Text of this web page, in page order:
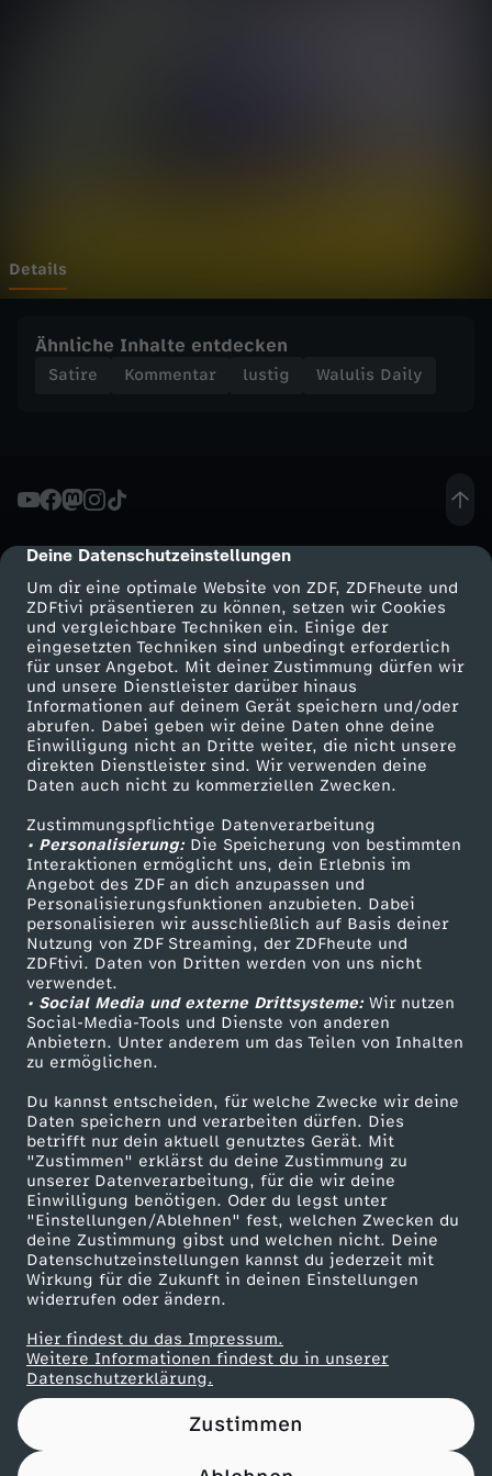
cmp-dialog-description
Deine Datenschutzeinstellungen
Um dir eine optimale Website von ZDF, ZDFheute und
ZDFtivi präsentieren zu können, setzen wir Cookies
und vergleichbare Techniken ein. Einige der
eingesetzten Techniken sind unbedingt erforderlich
für unser Angebot. Mit deiner Zustimmung dürfen wir
und unsere Dienstleister darüber hinaus
Informationen auf deinem Gerät speichern und/oder
abrufen. Dabei geben wir deine Daten ohne deine
Einwilligung nicht an Dritte weiter, die nicht unsere
direkten Dienstleister sind. Wir verwenden deine
Daten auch nicht zu kommerziellen Zwecken.
Zustimmungspflichtige Datenverarbeitung
• Personalisierung:Die Speicherung von bestimmten
Interaktionen ermöglicht uns, dein Erlebnis im
Angebot des ZDF an dich anzupassen und
Personalisierungsfunktionen anzubieten. Dabei
personalisieren wir ausschließlich auf Basis deiner
Nutzung von ZDF Streaming, der ZDFheute und
ZDFtivi. Daten von Dritten werden von uns nicht
verwendet.
• Social Media und externe Drittsysteme:Wir nutzen
Social-Media-Tools und Dienste von anderen
Anbietern. Unter anderem um das Teilen von Inhalten
zu ermöglichen.
Du kannst entscheiden, für welche Zwecke wir deine
Daten speichern und verarbeiten dürfen. Dies
betrifft nur dein aktuell genutztes Gerät. Mit
"Zustimmen" erklärst du deine Zustimmung zu
unserer Datenverarbeitung, für die wir deine
Einwilligung benötigen. Oder du legst unter
"Einstellungen/Ablehnen" fest, welchen Zwecken du
deine Zustimmung gibst und welchen nicht. Deine
Datenschutzeinstellungen kannst du jederzeit mit
Wirkung für die Zukunft in deinen Einstellungen
widerrufen oder ändern.
Hier findest du das Impressum.
Weitere Informationen findest du in unserer
Datenschutzerklärung.
Zustimmen
-
R
a
z
i
a
b
e
i
G
a
u
l
a
n
d
u
n
d
U
n
Details
Ähnliche Inhalte entdecken
Satire Kommentar lustig Walulis Daily
Mehr ZDF
ZDF-Apps
Smart TV
ZDFtext
Livestreams
Sendungen A-Z
TV-Programm
Service
ZDFmitreden
Kontakt zum ZDF
Tickets
Zuschauerservice
Hilfe
ZDF Unternehmen
Karriere
ZDF goes Schule
Werbefernsehen
Mainzelmännchen
Partner